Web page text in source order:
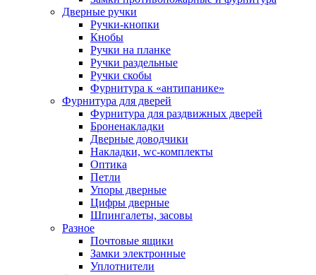
Дверные ручки
Ручки-кнопки
Кнобы
Ручки на планке
Ручки раздельные
Ручки скобы
Фурнитура к «антипанике»
Фурнитура для дверей
Фурнитура для раздвижных дверей
Броненакладки
Дверные доводчики
Накладки, wc-комплекты
Оптика
Петли
Упоры дверные
Цифры дверные
Шпингалеты, засовы
Разное
Почтовые ящики
Замки электронные
Уплотнители